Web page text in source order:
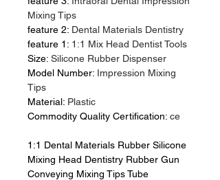
Mixing Tips
feature 2: Dental Materials Dentistry
feature 1: 1:1 Mix Head Dentist Tools
Size: Silicone Rubber Dispenser
Model Number: Impression Mixing
Tips
Material: Plastic
Commodity Quality Certification: ce
1:1 Dental Materials Rubber Silicone
Mixing Head Dentistry Rubber Gun
Conveying Mixing Tips Tube